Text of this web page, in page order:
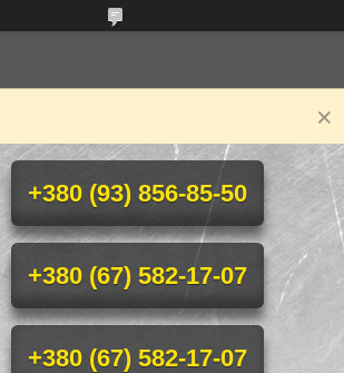
+380 (93) 856-85-50
+380 (67) 582-17-07
+380 (67) 582-17-07